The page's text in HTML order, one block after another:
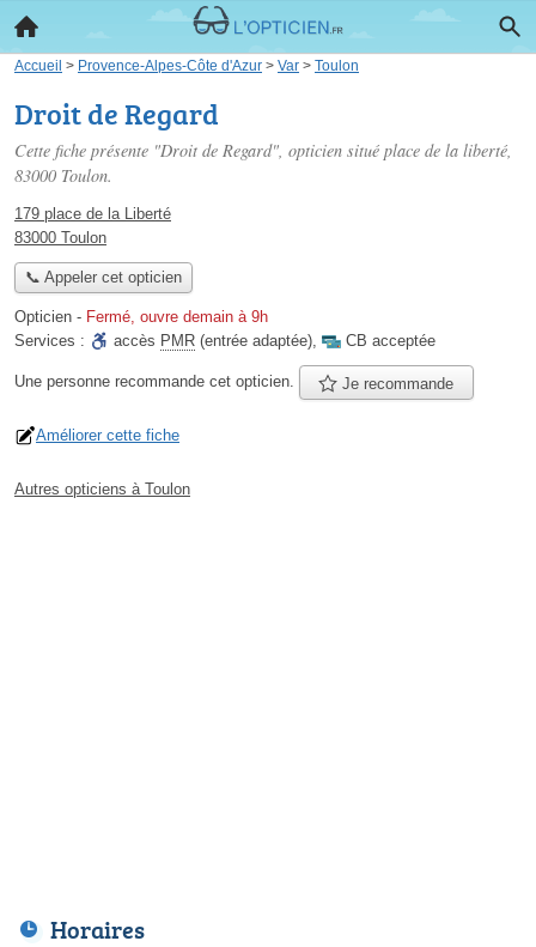
Accueil > Provence-Alpes-Côte d'Azur > Var > Toulon
Droit de Regard
Cette fiche présente "Droit de Regard", opticien situé place de la liberté,
83000 Toulon.
179 place de la Liberté
83000 Toulon
📞 Appeler cet opticien
Opticien - Fermé, ouvre demain à 9h
Services :
accès PMR (entrée adaptée), CB acceptée
Une personne recommande cet opticien. Je recommande
Améliorer cette fiche
Autres opticiens à Toulon
Horaires